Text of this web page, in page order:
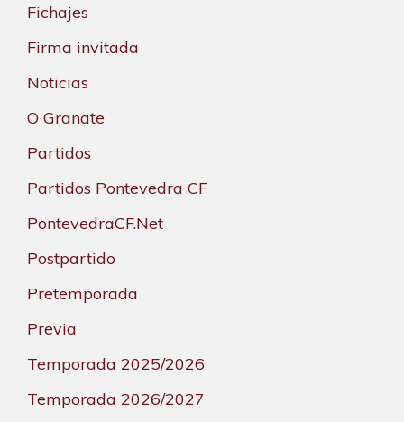
Fichajes
Firma invitada
Noticias
O Granate
Partidos
Partidos Pontevedra CF
PontevedraCF.Net
Postpartido
Pretemporada
Previa
Temporada 2025/2026
Temporada 2026/2027